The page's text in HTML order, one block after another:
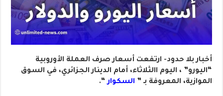
أخبار بلا حدود- ارتفعت أسعار صرف العملة الأوروبية
“اليورو” ، اليوم االثلاثاء، أمام الدينار الجزائري، في السوق
الموازية، المعروفة بـ ” السكوار “.